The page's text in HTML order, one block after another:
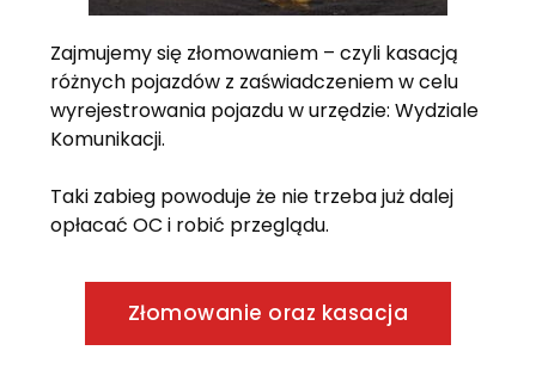
Zajmujemy się złomowaniem – czyli kasacją
różnych pojazdów z zaświadczeniem w celu
wyrejestrowania pojazdu w urzędzie: Wydziale
Komunikacji.
Taki zabieg powoduje że nie trzeba już dalej
opłacać OC i robić przeglądu.
Złomowanie oraz kasacja